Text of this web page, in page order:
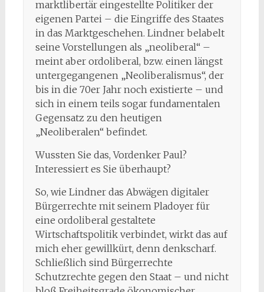
marktlibertär eingestellte Politiker der
eigenen Partei – die Eingriffe des Staates
in das Marktgeschehen. Lindner belabelt
seine Vorstellungen als „neoliberal“ –
meint aber ordoliberal, bzw. einen längst
untergegangenen „Neoliberalismus“, der
bis in die 70er Jahr noch existierte – und
sich in einem teils sogar fundamentalen
Gegensatz zu den heutigen
„Neoliberalen“ befindet.
Wussten Sie das, Vordenker Paul?
Interessiert es Sie überhaupt?
So, wie Lindner das Abwägen digitaler
Bürgerrechte mit seinem Pladoyer für
eine ordoliberal gestaltete
Wirtschaftspolitik verbindet, wirkt das auf
mich eher gewillkürt, denn denkscharf.
Schließlich sind Bürgerrechte
Schutzrechte gegen den Staat – und nicht